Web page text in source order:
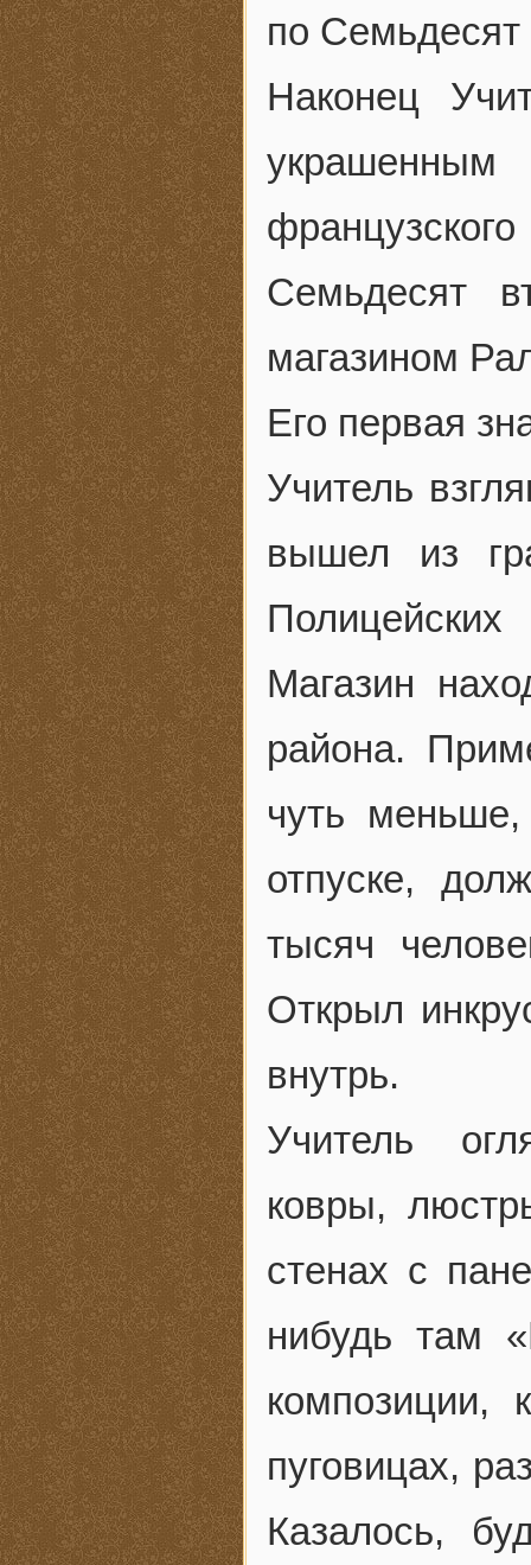
по Семьдесят
Наконец
украшенным
Семьдесят
магазином
Его первая
Учитель
вышел из
Магазин
района.
чуть
отпуске,
тысяч
Открыл
внутрь.
Учитель
ковры,
стенах с
нибудь там
композиции,
пуговицах,
Казалось,